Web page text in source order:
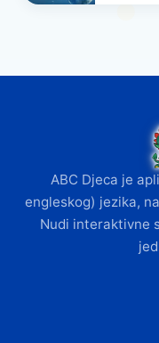
ABC Djeca je
engleskog) jezika,
Nudi interaktivne